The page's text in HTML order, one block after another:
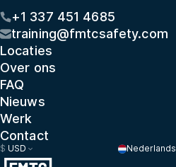
+1 337 451 4685
training@fmtcsafety.com
Locaties
Over ons
FAQ
Nieuws
Werk
Contact
$ USD Nederlands